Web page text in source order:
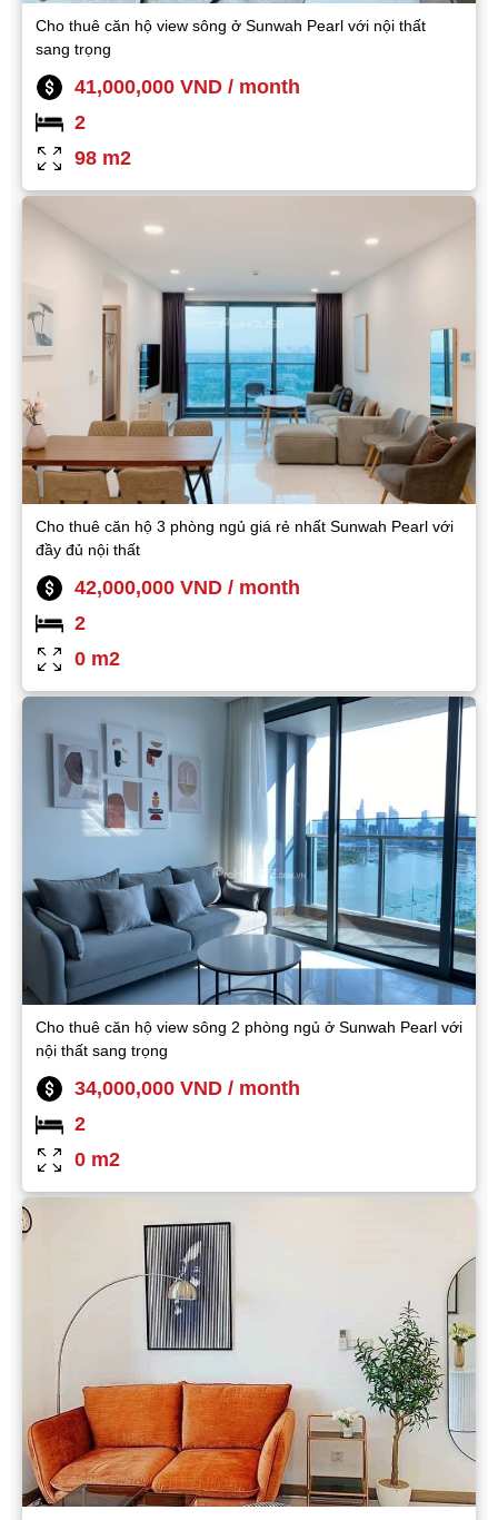
Cho thuê căn hộ view sông ở Sunwah Pearl với nội thất
sang trọng
41,000,000 VND / month
2
98 m2
Cho thuê căn hộ 3 phòng ngủ giá rẻ nhất Sunwah Pearl với
đầy đủ nội thất
42,000,000 VND / month
2
0 m2
Cho thuê căn hộ view sông 2 phòng ngủ ở Sunwah Pearl với
nội thất sang trọng
34,000,000 VND / month
2
0 m2